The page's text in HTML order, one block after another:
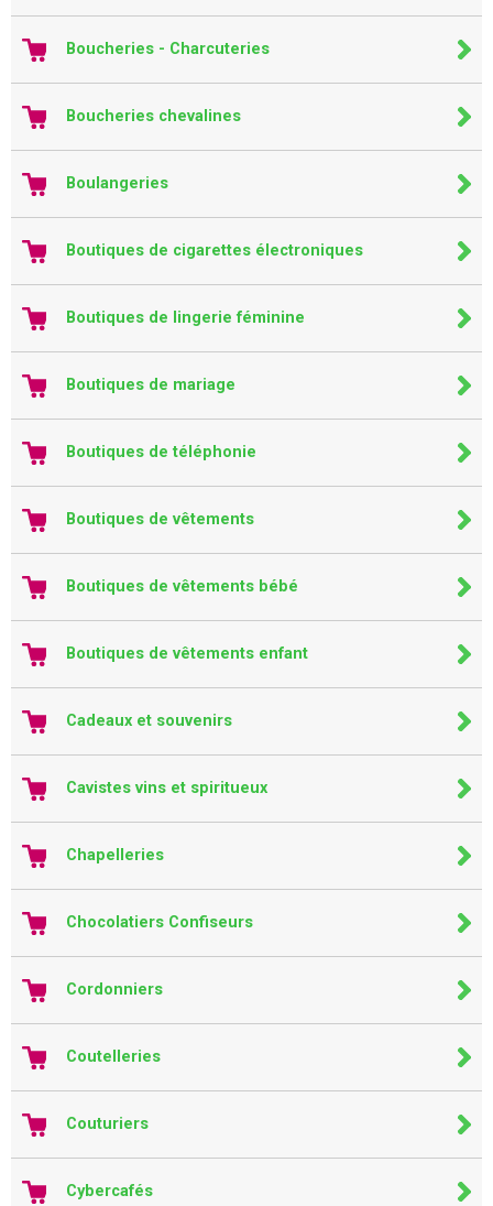
Boucheries - Charcuteries
Boucheries chevalines
Boulangeries
Boutiques de cigarettes électroniques
Boutiques de lingerie féminine
Boutiques de mariage
Boutiques de téléphonie
Boutiques de vêtements
Boutiques de vêtements bébé
Boutiques de vêtements enfant
Cadeaux et souvenirs
Cavistes vins et spiritueux
Chapelleries
Chocolatiers Confiseurs
Cordonniers
Coutelleries
Couturiers
Cybercafés